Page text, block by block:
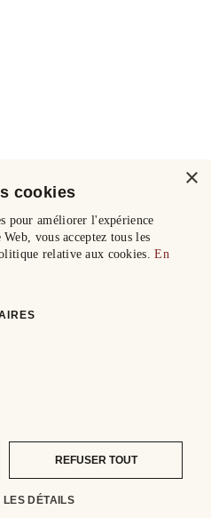
×
cookies
pour améliorer l'expérience
vous acceptez tous les
relative aux cookies.En
REFUSER TOUT
DÉTAILS